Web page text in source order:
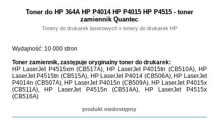
Toner do HP 364A HP P4014 HP P4015 HP P4515 - toner
zamiennik Quantec
Tonery do drukarek laserowych» tonery do drukarek HP
Wydajność: 10 000 stron
Toner zamiennik, zastępuje oryginalny toner do drukarek:
HP LaserJet P4515xm (CB517A), HP LaserJet P4015tn (CB510A), HP
LaserJet P4515tn (CB515A), HP LaserJet P4014 (CB506A), HP LaserJet
P4014n (CB507A), HP LaserJet P4015n (CB509A), HP LaserJet P4015x
(CB511A), HP LaserJet P4515n (CB514A), HP LaserJet P4515x
(CB516A)
produkt niedostępny